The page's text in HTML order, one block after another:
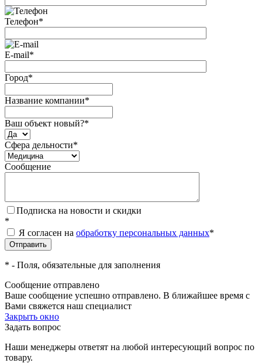
Телефон*
E-mail*
Город*
Название компании*
Ваш объект новый?*
Сфера дельности*
Сообщение
Подписка на новости и скидки
*
Я согласен на обработку персональных данных*
* - Поля, обязательные для заполнения
Сообщение отправлено
Ваше сообщение успешно отправлено. В ближайшее время с
Вами свяжется наш специалист
Закрыть окно
Задать вопрос
Наши менеджеры ответят на любой интересующий вопрос по
товару.